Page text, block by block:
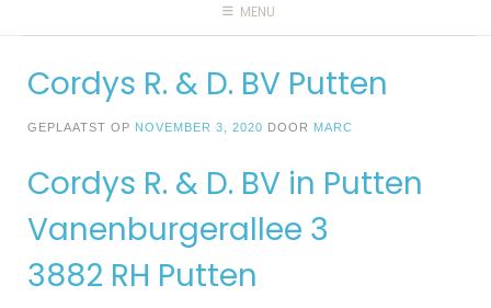
MENU
Cordys R. & D. BV Putten
GEPLAATST OP NOVEMBER 3, 2020 DOOR MARC
Cordys R. & D. BV in Putten
Vanenburgerallee 3
3882 RH Putten